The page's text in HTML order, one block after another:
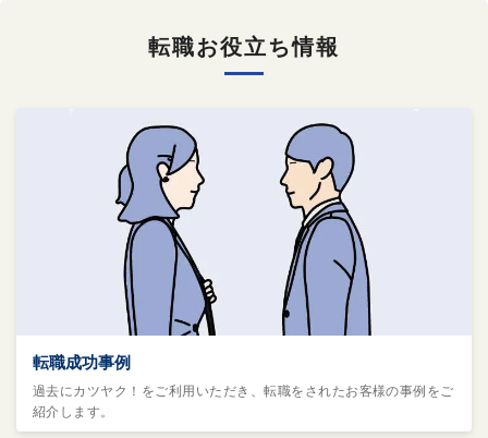
転職お役立ち情報
転職成功事例
過去にカツヤク！をご利用いただき、転職をされたお客様の事例をご
紹介します。